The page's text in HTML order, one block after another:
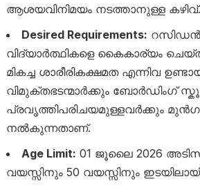
ആശയവിനിമയം നടത്താനുള്ള കഴിവ്.
Desired Requirements:
വിദ്യാർത്ഥികളെ കൈകാര്യം
മികച്ച ശാരീരികക്ഷമത എന്നിവ
വിമുക്തഭടന്മാർക്കും ബോർഡിംഗ്
പ്രവൃത്തിപരിചയമുള്ളവർക്കും
നൽകുന്നതാണ്.
Age Limit: 01 ജൂലൈ 2026
വയസ്സിനും 50 വയസ്സിനും